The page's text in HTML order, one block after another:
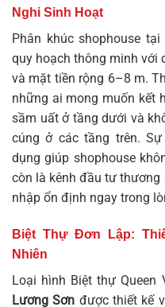
Nghi Sinh Hoạt
Phân khúc shophouse tại
quy hoạch thông minh với
và mặt tiền rộng 6–8 m.
những ai mong muốn kết
sầm uất ở tầng dưới và
cúng ở các tầng trên.
dụng giúp shophouse
còn là kênh đầu tư thương
nhập ổn định ngay trong
Biệt Thự Đơn Lập:
Nhiên
Loại hình Biệt thự Queen
Lương Sơn được thiết kế